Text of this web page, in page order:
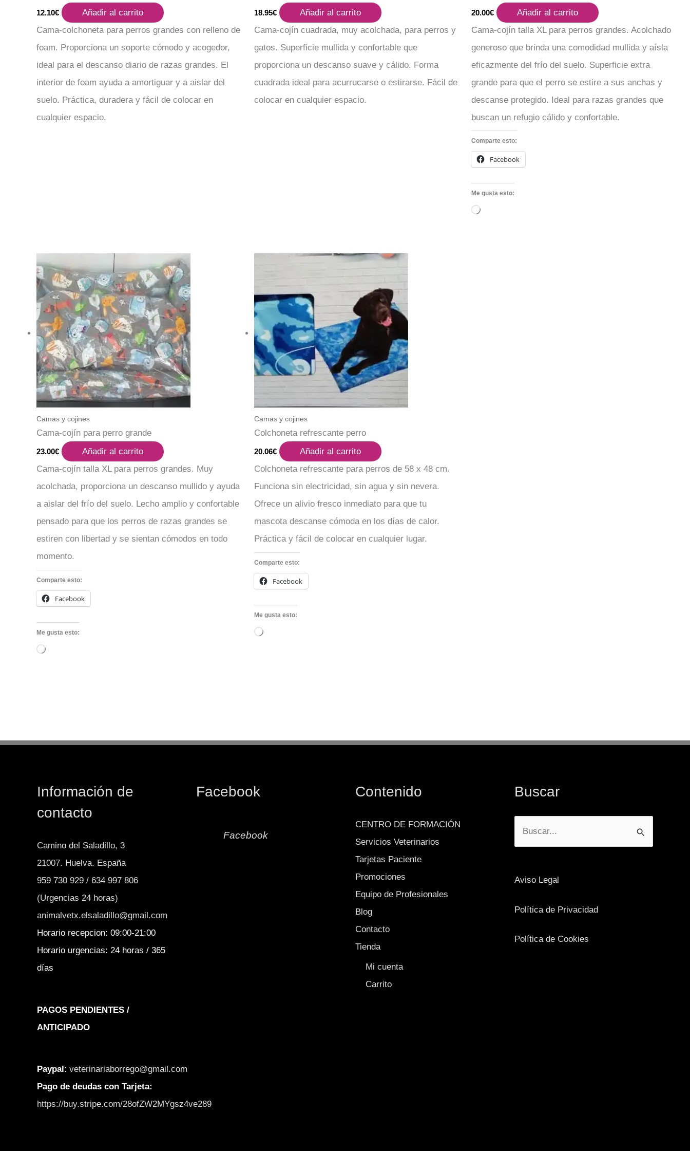
12.10€
Añadir al carrito
Cama-colchoneta para perros grandes con relleno de
foam. Proporciona un soporte cómodo y acogedor,
ideal para el descanso diario de razas grandes. El
interior de foam ayuda a amortiguar y a aislar del
suelo. Práctica, duradera y fácil de colocar en
cualquier espacio.
18.95€
Añadir al carrito
Cama-cojín cuadrada, muy acolchada, para perros y
gatos. Superficie mullida y confortable que
proporciona un descanso suave y cálido. Forma
cuadrada ideal para acurrucarse o estirarse. Fácil de
colocar en cualquier espacio.
20.00€
Añadir al carrito
Cama-cojín talla XL para perros grandes. Acolchado
generoso que brinda una comodidad mullida y aísla
eficazmente del frío del suelo. Superficie extra
grande para que el perro se estire a sus anchas y
descanse protegido. Ideal para razas grandes que
buscan un refugio cálido y confortable.
Comparte esto:
Facebook
Me gusta esto:
Cargando...
Camas y cojines
Cama-cojín para perro grande
23.00€
Añadir al carrito
Cama-cojín talla XL para perros grandes. Muy
acolchada, proporciona un descanso mullido y ayuda
a aislar del frío del suelo. Lecho amplio y confortable
pensado para que los perros de razas grandes se
estiren con libertad y se sientan cómodos en todo
momento.
Comparte esto:
Facebook
Me gusta esto:
Cargando...
Camas y cojines
Colchoneta refrescante perro
20.06€
Añadir al carrito
Colchoneta refrescante para perros de 58 x 48 cm.
Funciona sin electricidad, sin agua y sin nevera.
Ofrece un alivio fresco inmediato para que tu
mascota descanse cómoda en los días de calor.
Práctica y fácil de colocar en cualquier lugar.
Comparte esto:
Facebook
Me gusta esto:
Cargando...
Información de
contacto
Camino del Saladillo, 3
21007. Huelva. España
959 730 929 / 634 997 806
(Urgencias 24 horas)
animalvetx.elsaladillo@gmail.com
Horario recepcion: 09:00-21:00
Horario urgencias: 24 horas / 365
días
PAGOS PENDIENTES /
ANTICIPADO
Paypal : veterinariaborrego@gmail.com
Pago de deudas con Tarjeta:
https://buy.stripe.com/28ofZW2MYgsz4ve289
Facebook
Facebook
Contenido
CENTRO DE FORMACIÓN
Servicios Veterinarios
Tarjetas Paciente
Promociones
Equipo de Profesionales
Blog
Contacto
Tienda
Mi cuenta
Carrito
Buscar
Buscar
Aviso Legal
Política de Privacidad
Política de Cookies